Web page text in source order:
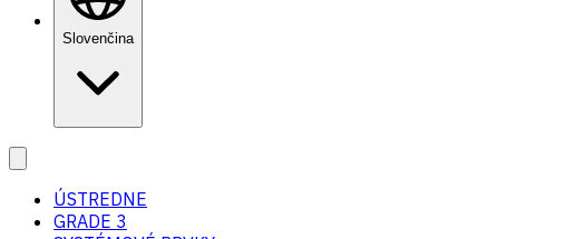
Slovenčina
ÚSTREDNE
GRADE 3